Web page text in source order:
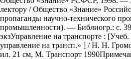
лектору / Общество «Знание»
пропаганды научно-технического
промышленности). — Библиогр.: с.
экзУправление на транспорте :
управление на трансп.» ] / Н. Н.
ил. 21 см, М. Транспорт